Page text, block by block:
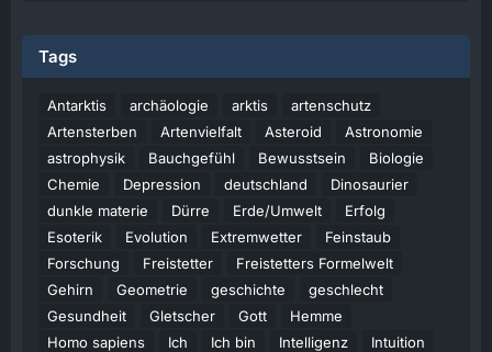
Tags
Antarktis archäologie arktis
artenschutz
Artensterben
Artenvielfalt Asteroid
Astronomie
astrophysik
Bauchgefühl Bewusstsein
Biologie
Chemie
Depression deutschland
Dinosaurier
dunkle materie
Dürre Erde/Umwelt
Erfolg
Esoterik
Evolution Extremwetter
Feinstaub
Forschung
Freistetter
Freistetters Formelwelt
Gehirn
Geometrie geschichte
geschlecht
Gesundheit
Gletscher Gott
Hemme
Homo sapiens
Ich Ich bin Intelligenz
Intuition